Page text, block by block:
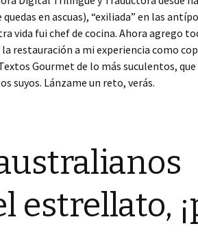
en ascuas), “exiliada” en las
vida fui chef de cocina. Ahora agrego
restauración a mi experiencia como
Gourmet de lo más suculentos,
suyos. Lánzame un reto, verás.
estrellato,